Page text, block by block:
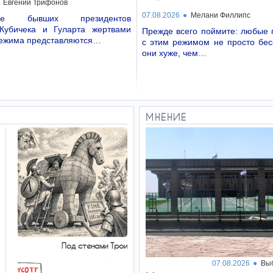
Евгений Трифонов
бывших президентов
и Гуларта жертвами
представляются…
07.08.2026 Мелани Филлипс
Прежде всего поймите: любые
с этим режимом не просто
они хуже, чем…
Под стенами Трои
МНЕНИЕ
07.08.2026